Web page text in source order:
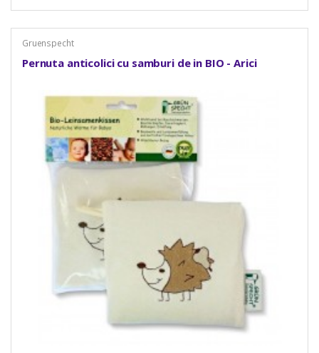
Gruenspecht
Pernuta anticolici cu samburi de in BIO - Arici